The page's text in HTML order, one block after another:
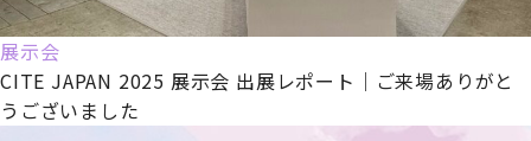
展示会
CITE JAPAN 2025 展示会 出展レポート｜ご来場ありがと
うございました